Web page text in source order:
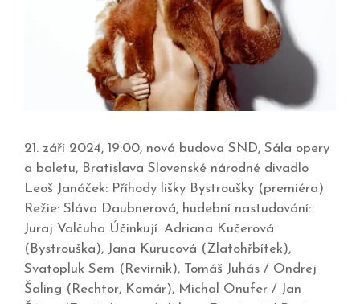
21. září 2024, 19:00, nová budova SND, Sála opery
a baletu, Bratislava Slovenské národné divadlo
Leoš Janáček: Příhody lišky Bystroušky (premiéra)
Režie: Sláva Daubnerová, hudební nastudování:
Juraj Valčuha Účinkují: Adriana Kučerová
(Bystrouška), Jana Kurucová (Zlatohřbítek),
Svatopluk Sem (Revírník), Tomáš Juhás / Ondrej
Šaling (Rechtor, Komár), Michal Onufer / Jan